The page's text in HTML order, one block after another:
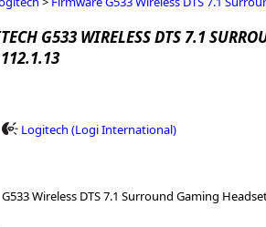
G533 WIRELESS DTS 7.1
Logitech (Logi International)
G533 Wireless DTS 7.1 Surround Gaming